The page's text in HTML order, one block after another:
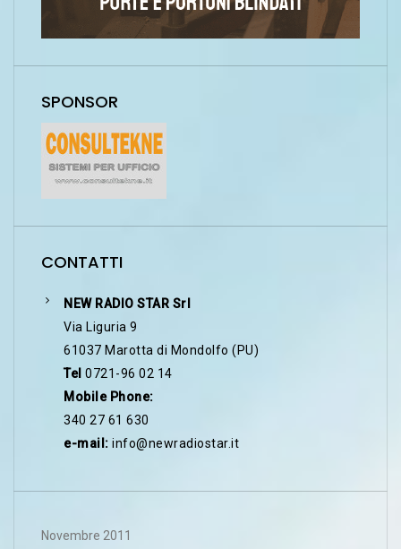
SPONSOR
CONTATTI
NEW RADIO STAR Srl
Via Liguria 9
61037 Marotta di Mondolfo (PU)
Tel 0721-96 02 14
Mobile Phone:
340 27 61 630
e-mail: info@newradiostar.it
Novembre 2011